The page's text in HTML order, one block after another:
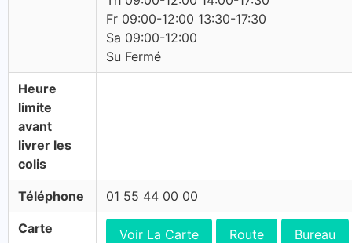
Fr 09:00-12:00 13:30-17:30
Sa 09:00-12:00
Su Fermé
Heure
limite
avant
livrer les
colis
Téléphone 01 55 44 00 00
Carte Voir La Carte Route Bureau